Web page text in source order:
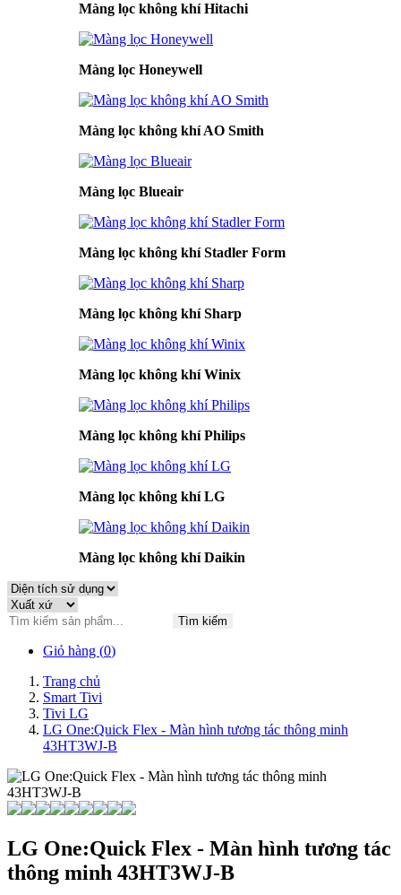
Màng lọc không khí Hitachi
Màng lọc Honeywell
Màng lọc không khí AO Smith
Màng lọc Blueair
Màng lọc không khí Stadler Form
Màng lọc không khí Sharp
Màng lọc không khí Winix
Màng lọc không khí Philips
Màng lọc không khí LG
Màng lọc không khí Daikin
Tìm kiếm
Giỏ hàng (0)
Trang chủ
Smart Tivi
Tivi LG
LG One:Quick Flex - Màn hình tương tác thông minh
43HT3WJ-B
LG One:Quick Flex - Màn hình tương tác
thông minh 43HT3WJ-B